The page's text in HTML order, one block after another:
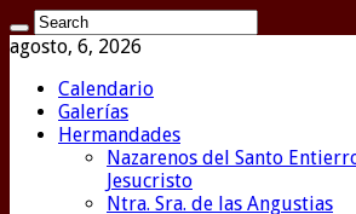
agosto, 6, 2026
Calendario
Galerías
Hermandades
Nazarenos del Santo
Jesucristo
Ntra. Sra. de las Angustias